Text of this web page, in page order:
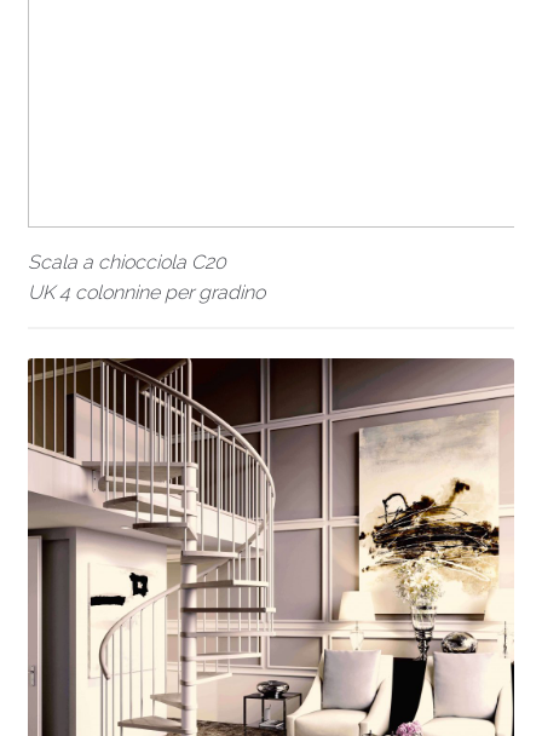
Scala a chiocciola C20
UK 4 colonnine per gradino